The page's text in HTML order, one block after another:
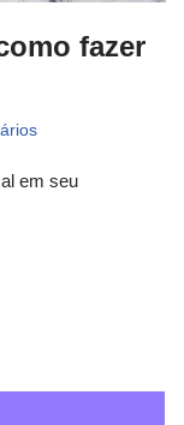
fazer
em seu